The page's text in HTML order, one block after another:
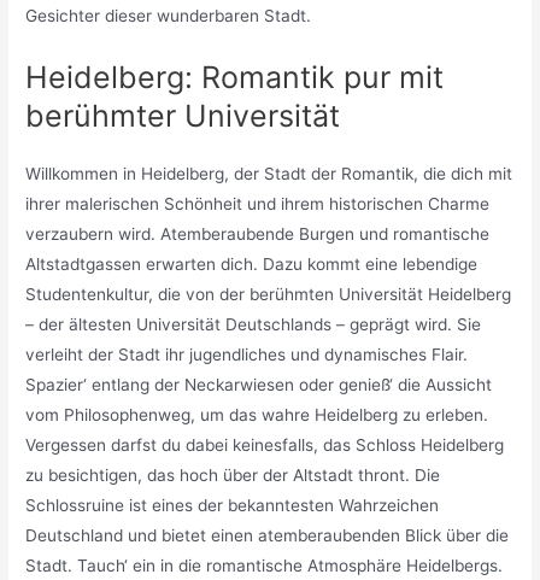
Gesichter dieser wunderbaren Stadt.
Heidelberg: Romantik pur mit
berühmter Universität
Willkommen in Heidelberg, der Stadt der Romantik, die dich mit
ihrer malerischen Schönheit und ihrem historischen Charme
verzaubern wird. Atemberaubende Burgen und romantische
Altstadtgassen erwarten dich. Dazu kommt eine lebendige
Studentenkultur, die von der berühmten Universität Heidelberg
– der ältesten Universität Deutschlands – geprägt wird. Sie
verleiht der Stadt ihr jugendliches und dynamisches Flair.
Spazier‘ entlang der Neckarwiesen oder genieß‘ die Aussicht
vom Philosophenweg, um das wahre Heidelberg zu erleben.
Vergessen darfst du dabei keinesfalls, das Schloss Heidelberg
zu besichtigen, das hoch über der Altstadt thront. Die
Schlossruine ist eines der bekanntesten Wahrzeichen
Deutschland und bietet einen atemberaubenden Blick über die
Stadt. Tauch‘ ein in die romantische Atmosphäre Heidelbergs.